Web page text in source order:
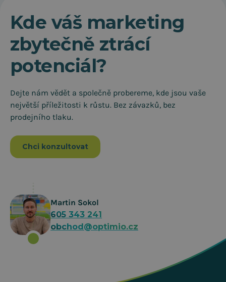
Kde váš marketing
zbytečně ztrácí
potenciál?
Dejte nám vědět a společně probereme, kde jsou vaše
největší příležitosti k růstu. Bez závazků, bez
prodejního tlaku.
Chci konzultovat
Martin Sokol
605 343 241
obchod@optimio.cz